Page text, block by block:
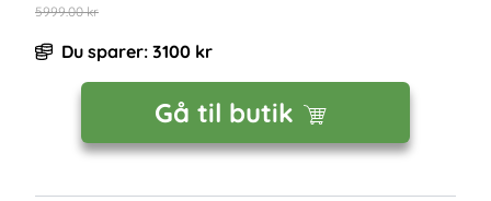
5999.00kr
Du sparer: 3100 kr
Gå til butik